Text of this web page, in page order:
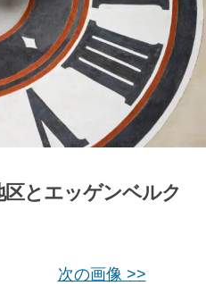
とエッゲンベルク
次の画像 >>